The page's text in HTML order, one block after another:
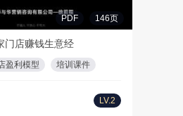
PDF 146页
门店赚钱生意经
盈利模型 培训课件
LV.2